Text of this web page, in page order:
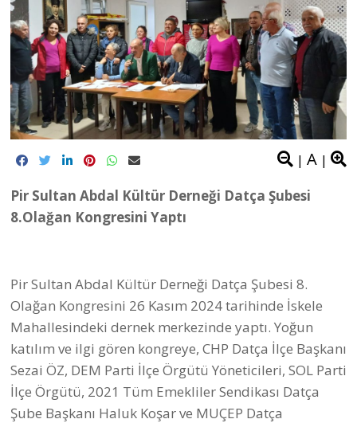
| A |
Pir Sultan Abdal Kültür Derneği Datça Şubesi
8.Olağan Kongresini Yaptı
Pir Sultan Abdal Kültür Derneği Datça Şubesi 8.
Olağan Kongresini 26 Kasım 2024 tarihinde İskele
Mahallesindeki dernek merkezinde yaptı. Yoğun
katılım ve ilgi gören kongreye, CHP Datça İlçe Başkanı
Sezai ÖZ, DEM Parti İlçe Örgütü Yöneticileri, SOL Parti
İlçe Örgütü, 2021 Tüm Emekliler Sendikası Datça
Şube Başkanı Haluk Koşar ve MUÇEP Datça